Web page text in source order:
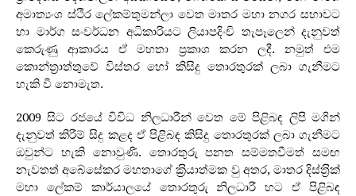
අමාත්‍යංශ ස්ථිර ලේකම්තුමන්ලා වෙත මාතර මහා නගර සභාවට
හා මාර්ග සංවර්ධන අධිකාරියට ලියාපදිංචි තැපෑලෙන් දැනුවත්
කෙරුණු ආකාරය ඒ මහතා ප‍්‍රකාශ කරන ලදී. නමුත් එම
කොන්ත‍්‍රාත්තුවේ විස්තර හෝ කිසිදු තොරතුරක් ලබා ගැනීමට
හැකි වී නොමැත.
2009 සිට රජයේ විවිධ නිලධාරීන් වෙත මේ පිළිබඳ ලිපි මගින්
දැනුවත් කිරීම් සිදු කළද ඒ පිළිබඳ කිසිදු තොරතුරක් ලබා ගැනීමට
ඔවුන්ට හැකි නොවුණි. තොරතුරු පනත සම්මතවීමත් සමඟ
නැවතත් අබේසේකර මහතාගේ ක‍්‍රියාත්මක වු අතර, මාතර දිස්ත‍්‍රික්
මහා ලේකම් කාර්යාලයේ තොරතුරු නිලධාරී හට ඒ පිළිබඳ